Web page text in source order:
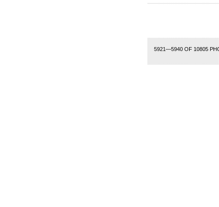
5921—5940 OF 10805
287 288 289 290